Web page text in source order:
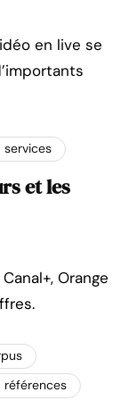
en live se
services
et les
Orange
références